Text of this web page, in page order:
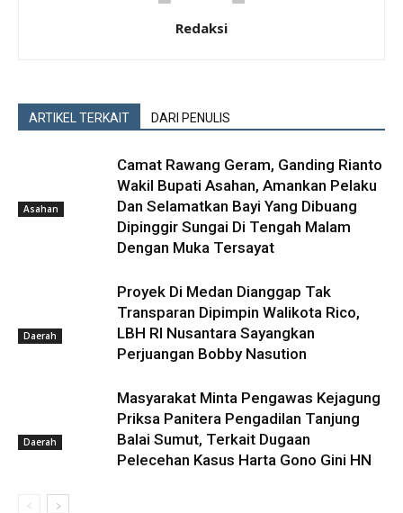
Redaksi
ARTIKEL TERKAIT DARI PENULIS
Asahan
Camat Rawang Geram, Ganding Rianto
Wakil Bupati Asahan, Amankan Pelaku
Dan Selamatkan Bayi Yang Dibuang
Dipinggir Sungai Di Tengah Malam
Dengan Muka Tersayat
Daerah
Proyek Di Medan Dianggap Tak
Transparan Dipimpin Walikota Rico,
LBH RI Nusantara Sayangkan
Perjuangan Bobby Nasution
Daerah
Masyarakat Minta Pengawas Kejagung
Priksa Panitera Pengadilan Tanjung
Balai Sumut, Terkait Dugaan
Pelecehan Kasus Harta Gono Gini HN